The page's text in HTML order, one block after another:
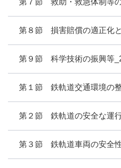
第７節 救助・救急体制等
第８節 損害賠償の適正化
第９節 科学技術の振興等
第１節 鉄軌道交通環境の
第２節 鉄軌道の安全な運
第３節 鉄軌道車両の安全